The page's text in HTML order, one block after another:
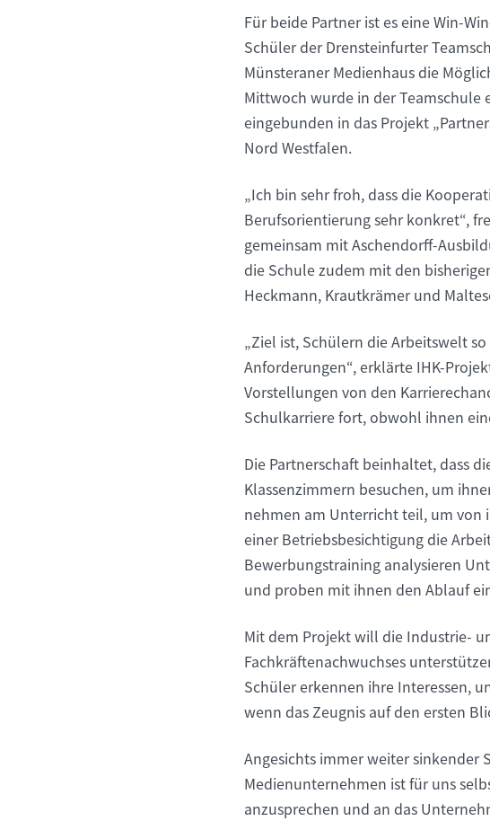
Für beide Partner ist es eine Win-
Schüler der Drensteinfurter
Münsteraner Medienhaus die
Mittwoch wurde in der Teamschule
eingebunden in das Projekt
Nord Westfalen.
„Ich bin sehr froh, dass die
Berufsorientierung sehr konkret“,
gemeinsam mit Aschendorff-
die Schule zudem mit den
Heckmann, Krautkrämer und
„Ziel ist, Schülern die Arbeitswelt
Anforderungen“, erklärte IHK-
Vorstellungen von den
Schulkarriere fort, obwohl ihnen
Die Partnerschaft beinhaltet, dass
Klassenzimmern besuchen, um
nehmen am Unterricht teil, um von
einer Betriebsbesichtigung die
Bewerbungstraining analysieren
und proben mit ihnen den Ablauf
Mit dem Projekt will die Industrie-
Fachkräftenachwuchses
Schüler erkennen ihre Interessen,
wenn das Zeugnis auf den ersten
Angesichts immer weiter sinkender
Medienunternehmen ist für uns
anzusprechen und an das